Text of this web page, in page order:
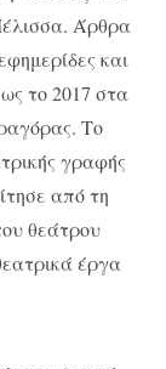
Άρθρα
και
το 2017 στα
Το
γραφής
από τη
θεάτρου
έργα